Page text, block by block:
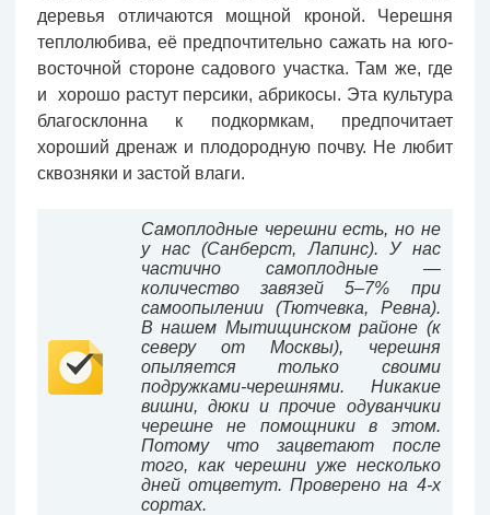
деревья отличаются мощной кроной. Черешня
теплолюбива, её предпочтительно сажать на юго-
восточной стороне садового участка. Там же, где
и хорошо растут персики, абрикосы. Эта культура
благосклонна к подкормкам, предпочитает
хороший дренаж и плодородную почву. Не любит
сквозняки и застой влаги.
Самоплодные черешни есть, но не
у нас (Санберст, Лапинс). У нас
частично самоплодные —
количество завязей 5–7% при
самоопылении (Тютчевка, Ревна).
В нашем Мытищинском районе (к
северу от Москвы), черешня
опыляется только своими
подружками-черешнями. Никакие
вишни, дюки и прочие одуванчики
черешне не помощники в этом.
Потому что зацветают после
того, как черешни уже несколько
дней отцветут. Проверено на 4-х
сортах.